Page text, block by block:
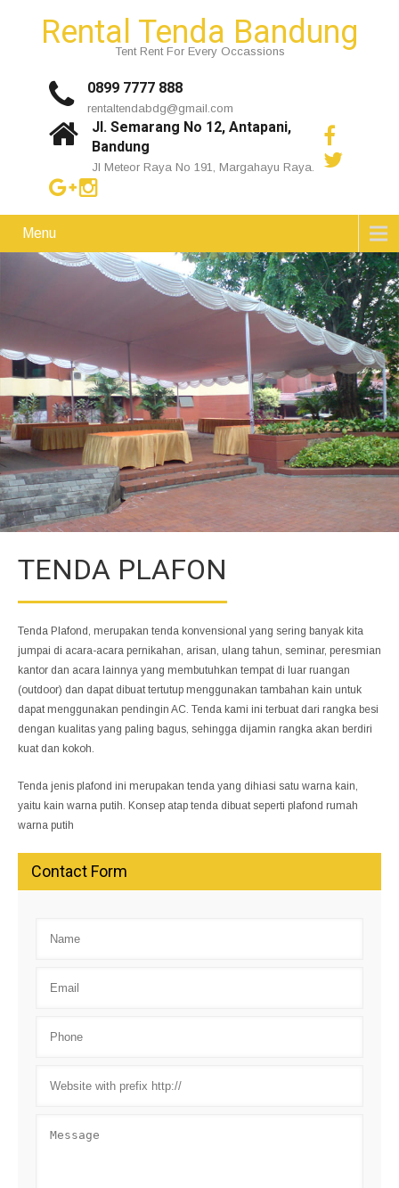
Rental Tenda Bandung
Tent Rent For Every Occassions
0899 7777 888
rentaltendabdg@gmail.com
Jl. Semarang No 12, Antapani,
Bandung
Jl Meteor Raya No 191, Margahayu Raya.
Menu
TENDA PLAFON
Tenda Plafond, merupakan tenda konvensional yang sering banyak kita
jumpai di acara-acara pernikahan, arisan, ulang tahun, seminar, peresmian
kantor dan acara lainnya yang membutuhkan tempat di luar ruangan
(outdoor) dan dapat dibuat tertutup menggunakan tambahan kain untuk
dapat menggunakan pendingin AC. Tenda kami ini terbuat dari rangka besi
dengan kualitas yang paling bagus, sehingga dijamin rangka akan berdiri
kuat dan kokoh.
Tenda jenis plafond ini merupakan tenda yang dihiasi satu warna kain,
yaitu kain warna putih. Konsep atap tenda dibuat seperti plafond rumah
warna putih
Contact Form